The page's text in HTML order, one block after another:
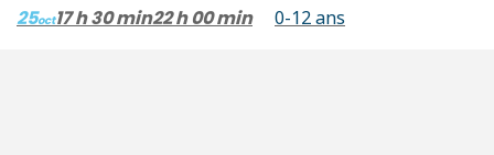
25oct17 h 30 min22 h 00 min 0-12 ans